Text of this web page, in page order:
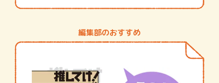
編集部のおすすめ